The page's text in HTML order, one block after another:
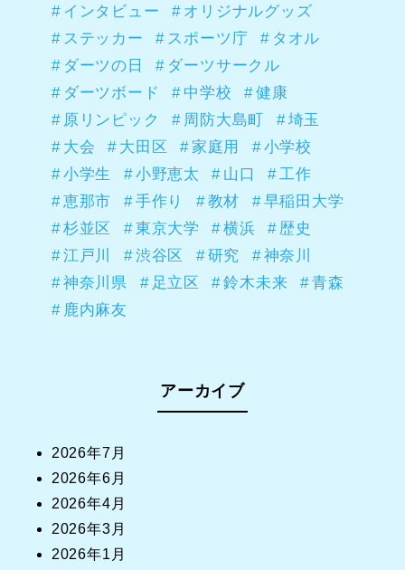
インタビュー
オリジナルグッズ
ステッカー
スポーツ庁
タオル
ダーツの日
ダーツサークル
ダーツボード
中学校
健康
原リンピック
周防大島町
埼玉
大会
大田区 家庭用
小学校
小学生
小野恵太 山口
工作
恵那市
手作り 教材
早稲田大学
杉並区
東京大学 横浜
歴史
江戸川
渋谷区 研究
神奈川
神奈川県
足立区 鈴木未来
青森
鹿内麻友
アーカイブ
2026年7月
2026年6月
2026年4月
2026年3月
2026年1月